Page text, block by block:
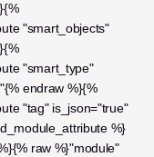
"smart_objects"
"smart_type"
endraw %}{%
"tag" is_json="true"
%}
raw %}"module"